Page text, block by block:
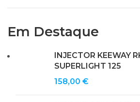
Em Destaque
INJECTOR KEEWAY
SUPERLIGHT 125
158,00 €